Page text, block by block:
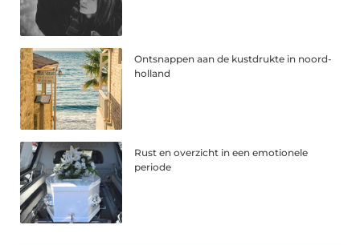
Ontsnappen aan de kustdrukte in noord-
holland
Rust en overzicht in een emotionele
periode